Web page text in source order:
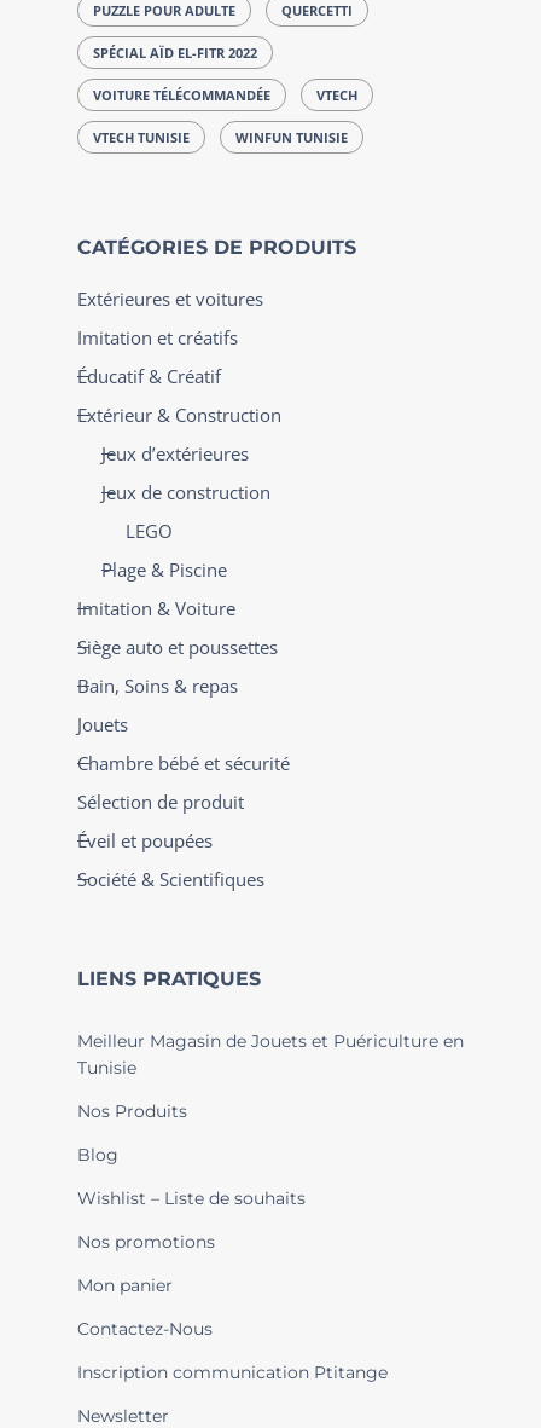
PUZZLE POUR ADULTE QUERCETTI
SPÉCIAL AÏD EL-FITR 2022
VOITURE TÉLÉCOMMANDÉE VTECH
VTECH TUNISIE WINFUN TUNISIE
CATÉGORIES DE PRODUITS
Extérieures et voitures
Imitation et créatifs
Éducatif & Créatif
Extérieur & Construction
Jeux d’extérieures
Jeux de construction
LEGO
Plage & Piscine
Imitation & Voiture
Siège auto et poussettes
Bain, Soins & repas
Jouets
Chambre bébé et sécurité
Sélection de produit
Éveil et poupées
Société & Scientifiques
LIENS PRATIQUES
Meilleur Magasin de Jouets et Puériculture en
Tunisie
Nos Produits
Blog
Wishlist – Liste de souhaits
Nos promotions
Mon panier
Contactez-Nous
Inscription communication Ptitange
Newsletter